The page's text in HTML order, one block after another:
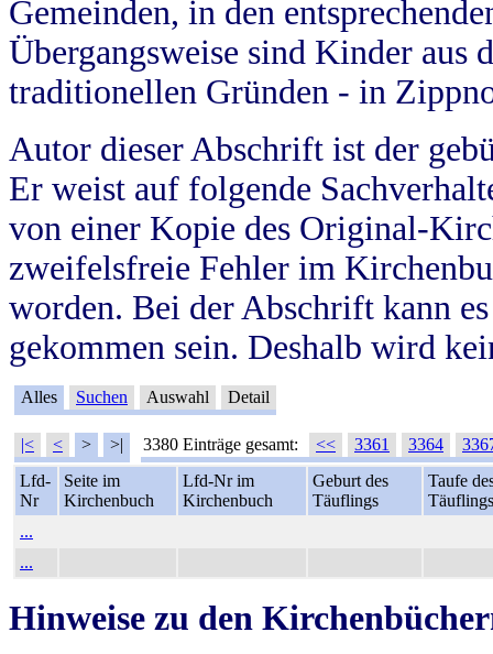
Gemeinden, in den
Übergangsweise sind Kinder aus
traditionellen Gründen - in
Autor dieser Abschrift ist der
Er weist auf folgende
von einer Kopie des Original-
zweifelsfreie Fehler im
worden. Bei der Abschrift kann
gekommen sein. Deshalb wird
Alles Suchen Auswahl Detail
|< < > >| 3380 Einträge gesamt: << 3361 3364
Lfd-
Nr
Seite im
Kirchenbuch
Lfd-Nr im
Kirchenbuch
Geburt des
Täuflings
Taufe
Täuflings
...
...
Hinweise zu den